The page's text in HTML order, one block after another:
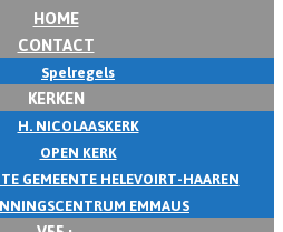
HOME
CONTACT
Spelregels
KERKEN
H. NICOLAASKERK
OPEN KERK
GEMEENTE HELEVOIRT-HAAREN
EMMAUS